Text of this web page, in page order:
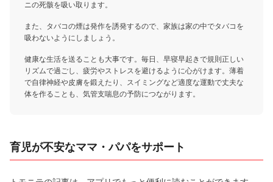
ニの死骸を吸い取ります。
また、タバコの煙は発作を誘発するので、家族は家の中でタバコを
吸わないようにしましょう。
健康な生活を送ることも大事です。毎日、早寝早起きで規則正しい
リズムで過ごし、疲労やストレスを避けるように心がけます。薄着
で自律神経や皮膚を鍛えたり、スイミングなど適度な運動で丈夫な
体を作ることも、気管支喘息の予防につながります。
育児が不安なママ・パパをサポート